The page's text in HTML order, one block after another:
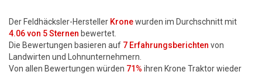
Der Feldhäcksler-Hersteller Kronewurden im Durchschnitt mit
4.06von 5 Sternen bewertet.
Die Bewertungen basieren auf 7 Erfahrungsberichten von
Landwirten und Lohnunternehmern.
Von allen Bewertungen würden 71% ihren Krone Traktor wieder